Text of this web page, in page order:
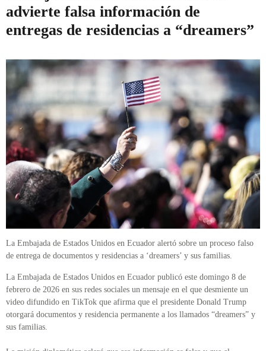
advierte falsa información de
entregas de residencias a “dreamers”
La Embajada de Estados Unidos en Ecuador alertó sobre un proceso falso
de entrega de documentos y residencias a ‘dreamers’ y sus familias.
La Embajada de Estados Unidos en Ecuador publicó este domingo 8 de
febrero de 2026 en sus redes sociales un mensaje en el que desmiente un
video difundido en TikTok que afirma que el presidente Donald Trump
otorgará documentos y residencia permanente a los llamados “dreamers” y
sus familias.